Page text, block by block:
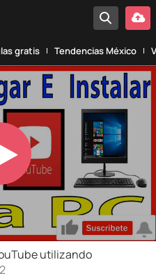
gratis Tendencias México
Play
Video
utilizando